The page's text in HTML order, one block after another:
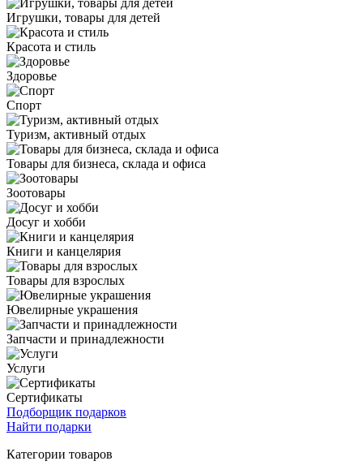
Игрушки, товары для детей
Красота и стиль
Здоровье
Спорт
Туризм, активный отдых
Товары для бизнеса, склада и офиса
Зоотовары
Досуг и хобби
Книги и канцелярия
Товары для взрослых
Ювелирные украшения
Запчасти и принадлежности
Услуги
Сертификаты
Подборщик подарков
Найти подарки
Категории товаров